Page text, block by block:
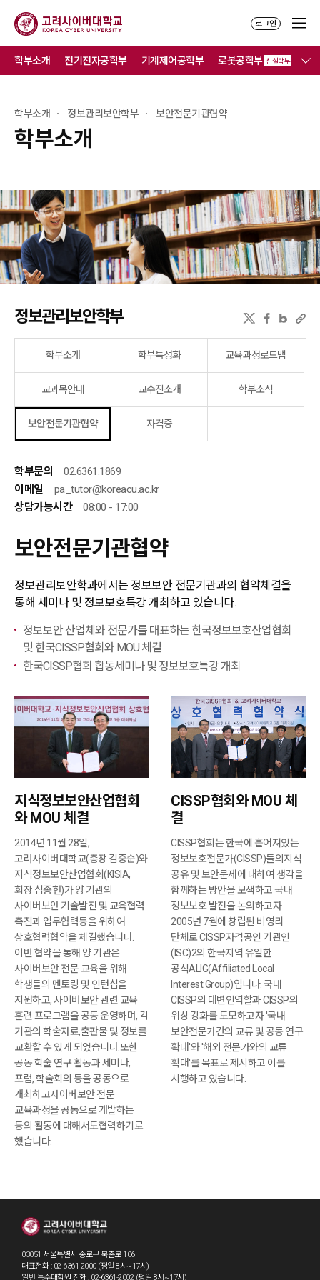
로그인
학부소개
학부소개 정보관리보안학부 보안전문기관협약
학부소개 전기전자공학부 기계제어공학부 로봇공학부 신설학부 컴
정보관리보안학부
학부소개 학부특성화 교육과정로드맵
교과목안내 교수진소개 학부소식
보안전문기관협약 자격증
학부문의
02.6361.1869
이메일
pa_tutor@koreacu.ac.kr
상담가능시간
08:00 - 17:00
보안전문기관협약
정보관리보안학과에서는 정보보안 전문기관과의 협약체결을
통해 세미나 및 정보보호특강 개최하고 있습니다.
정보보안 산업체와 전문가를 대표하는 한국정보보호산업협회
및 한국CISSP협회와 MOU 체결
한국CISSP협회 합동세미나 및 정보보호특강 개최
지식정보보안산업협회
와 MOU 체결
2014년 11월 28일,
고려사이버대학교(총장 김중순)와
지식정보보안산업협회(KISIA,
회장 심종헌)가 양 기관의
사이버보안 기술발전 및 교육협력
촉진과 업무협력등을 위하여
상호협력협약을 체결했습니다.
이번 협약을 통해 양 기관은
사이버보안 전문 교육을 위해
학생들의 멘토링 및 인턴십을
지원하고, 사이버보안 관련 교육
훈련 프로그램을 공동 운영하며, 각
기관의 학술자료,출판물 및 정보를
교환할 수 있게 되었습니다.또한
공동 학술 연구 활동과 세미나,
포럼, 학술회의 등을 공동으로
개최하고사이버보안 전문
교육과정을 공동으로 개발하는
등의 활동에 대해서도협력하기로
했습니다.
CISSP협회와 MOU 체
결
CISSP협회는 한국에 흩어져있는
정보보호전문가(CISSP)들의지식
공유 및 보안문제에 대하여 생각을
함께하는 방안을 모색하고 국내
정보보호 발전을 논의하고자
2005년 7월에 창립된 비영리
단체로 CISSP자격공인 기관인
(ISC)2의 한국지역 유일한
공식ALIG(Affiliated Local
Interest Group)입니다. 국내
CISSP의 대변인역할과 CISSP의
위상 강화를 도모하고자 '국내
보안전문가간의 교류 및 공동 연구
확대'와 '해외 전문가와의 교류
확대'를 목표로 제시하고 이를
시행하고 있습니다.
03051 서울특별시 종로구 북촌로 106
대표전화 : 02-6361-2000 (평일 8시~17시)
일반·특수대학원 전화 : 02-6361-2002 (평일 8시~17시)